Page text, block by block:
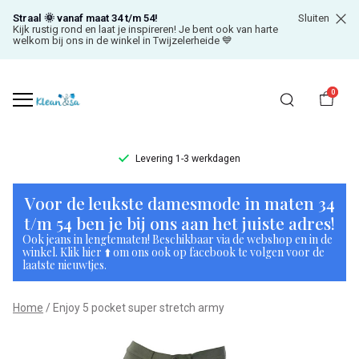
Straal 🌞 vanaf maat 34 t/m 54!
Kijk rustig rond en laat je inspireren! Je bent ook van harte
welkom bij ons in de winkel in Twijzelerheide 💙
Sluiten
0
Levering 1-3 werkdagen
Enjoy
pocket
super
stretch
Voor de leukste damesmode in maten 34
t/m 54 ben je bij ons aan het juiste adres!
Ook jeans in lengtematen! Beschikbaar via de webshop en in de
winkel. Klik hier ⬆️ om ons ook op facebook te volgen voor de
laatste nieuwtjes.
Home Enjoy 5 pocket super stretch army